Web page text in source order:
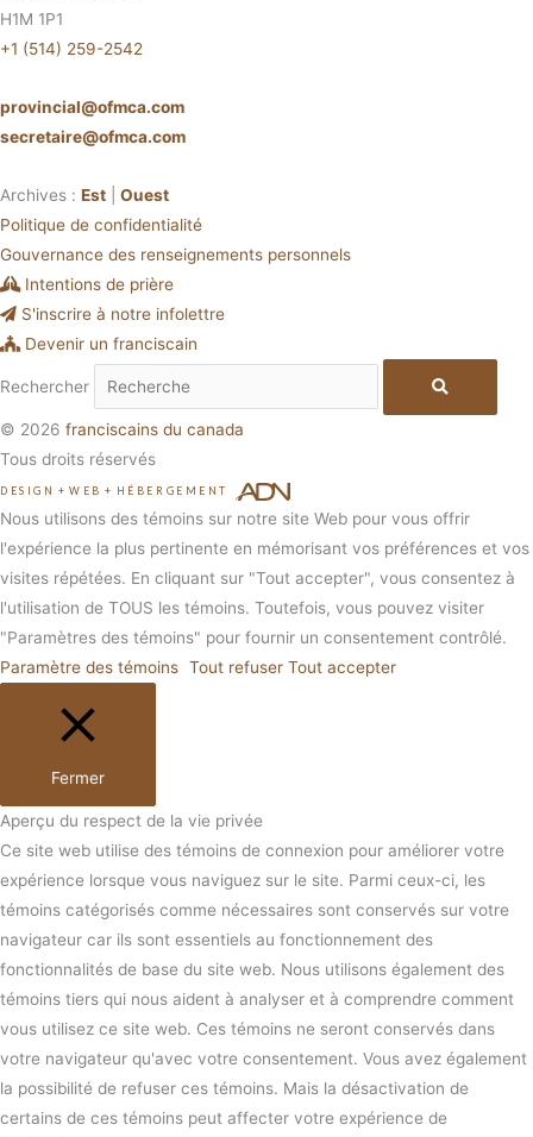
H1M 1P1
+1 (514) 259-2542
provincial@ofmca.com
secretaire@ofmca.com
Archives : Est
Ouest
Politique de confidentialité
Gouvernance des renseignements personnels
Intentions de prière
S'inscrire à notre infolettre
Devenir un franciscain
Rechercher
© 2026 franciscains du canada
Tous droits réservés
DESIGN + WEB + HÉBERGEMENT
Nous utilisons des témoins sur notre site Web pour vous offrir
l'expérience la plus pertinente en mémorisant vos préférences et vos
visites répétées. En cliquant sur "Tout accepter", vous consentez à
l'utilisation de TOUS les témoins. Toutefois, vous pouvez visiter
"Paramètres des témoins" pour fournir un consentement contrôlé.
Paramètre des témoins Tout refuser Tout accepter
Fermer
Aperçu du respect de la vie privée
Ce site web utilise des témoins de connexion pour améliorer votre
expérience lorsque vous naviguez sur le site. Parmi ceux-ci, les
témoins catégorisés comme nécessaires sont conservés sur votre
navigateur car ils sont essentiels au fonctionnement des
fonctionnalités de base du site web. Nous utilisons également des
témoins tiers qui nous aident à analyser et à comprendre comment
vous utilisez ce site web. Ces témoins ne seront conservés dans
votre navigateur qu'avec votre consentement. Vous avez également
la possibilité de refuser ces témoins. Mais la désactivation de
certains de ces témoins peut affecter votre expérience de